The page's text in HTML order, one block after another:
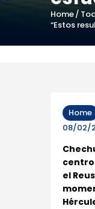
Home
“Estos
Home
08/02/
el